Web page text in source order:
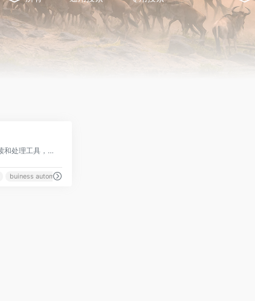
一款基于 AI 技术的文件阅读和处理工具，它能够理解文本、表格和图像
buiness automation